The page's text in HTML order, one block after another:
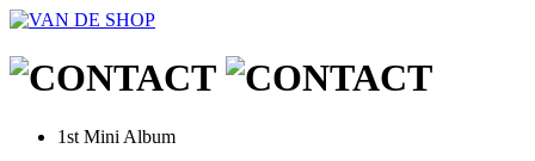
1st Mini Album